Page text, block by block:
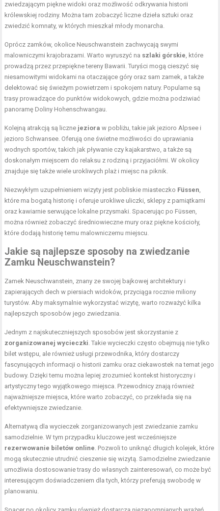
zwiedzającym piękne widoki oraz możliwość odkrywania historii
królewskiej rodziny. Można tam zobaczyć liczne dzieła sztuki oraz
zwiedzić komnaty, w których mieszkał młody monarcha.
Oprócz zamków, okolice Neuschwanstein zachwycają swymi
malowniczymi krajobrazami. Warto wyruszyć na szlaki górskie, które
prowadzą przez przepiękne tereny Bawarii. Turyści mogą cieszyć się
niesamowitymi widokami na otaczające góry oraz sam zamek, a także
delektować się świeżym powietrzem i spokojem natury. Popularne są
trasy prowadzące do punktów widokowych, gdzie można podziwiać
panoramę Doliny Hohenschwangau.
Kolejną atrakcją są liczne jeziora w pobliżu, takie jak jezioro Alpsee i
jezioro Schwansee. Oferują one świetne możliwości do uprawiania
wodnych sportów, takich jak pływanie czy kajakarstwo, a także są
doskonałym miejscem do relaksu z rodziną i przyjaciółmi. W okolicy
znajduje się także wiele urokliwych plaż i miejsc na piknik.
Niezwykłym uzupełnieniem wizyty jest pobliskie miasteczko Füssen,
które ma bogatą historię i oferuje urokliwe uliczki, sklepy z pamiątkami
oraz kawiarnie serwujące lokalne przysmaki. Spacerując po Füssen,
można również zobaczyć średniowieczne mury oraz piękne kościoły,
które dodają historię temu malowniczemu miejscu.
Jakie są najlepsze sposoby na zwiedzanie
Zamku Neuschwanstein?
Zamek Neuschwanstein, znany ze swojej bajkowej architektury i
zapierających dech w piersiach widoków, przyciąga rocznie miliony
turystów. Aby maksymalnie wykorzystać wizytę, warto rozważyć kilka
najlepszych sposobów jego zwiedzania.
Jednym z najskuteczniejszych sposobów jest skorzystanie z
zorganizowanej wycieczki. Takie wycieczki często obejmują nie tylko
bilet wstępu, ale również usługi przewodnika, który dostarczy
fascynujących informacji o historii zamku oraz ciekawostek na temat jego
budowy. Dzięki temu można lepiej zrozumieć kontekst historyczny i
artystyczny tego wyjątkowego miejsca. Przewodnicy znają również
najważniejsze miejsca, które warto zobaczyć, co przekłada się na
efektywniejsze zwiedzanie.
Alternatywą dla wycieczek zorganizowanych jest zwiedzanie zamku
samodzielnie. W tym przypadku kluczowe jest wcześniejsze
rezerwowanie biletów online. Pozwoli to uniknąć długich kolejek, które
mogą skutecznie utrudnić cieszenie się wizytą. Samodzielne zwiedzanie
umożliwia dostosowanie trasy do własnych zainteresowań, co może być
interesującym doświadczeniem dla tych, którzy preferują swobodę w
planowaniu.